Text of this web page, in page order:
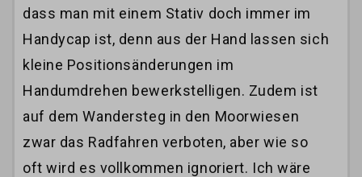
dass man mit einem Stativ doch immer im
Handycap ist, denn aus der Hand lassen sich
kleine Positionsänderungen im
Handumdrehen bewerkstelligen. Zudem ist
auf dem Wandersteg in den Moorwiesen
zwar das Radfahren verboten, aber wie so
oft wird es vollkommen ignoriert. Ich wäre